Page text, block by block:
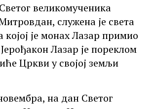
великомученика
служена је света
којој је монах Лазар примио
Лазар је пореклом
Цркви у својој земљи
на дан Светог